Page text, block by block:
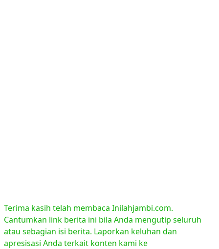
Terima kasih telah membaca Inilahjambi.com.
Cantumkan link berita ini bila Anda mengutip seluruh
atau sebagian isi berita. Laporkan keluhan dan
apresisasi Anda terkait konten kami ke